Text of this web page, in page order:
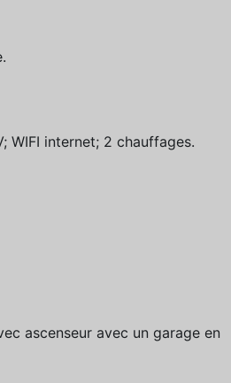
WIFI internet; 2 chauffages.
ascenseur avec un garage en